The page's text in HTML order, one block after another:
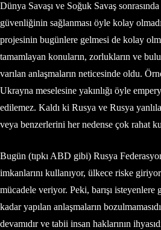
Dünya Savaşı ve Soğuk Savaş
güvenliğinin sağlanması öyle kolay
projesinin bugünlere gelmesi de kolay
tamamlayan konuların, zorlukların ve
varılan anlaşmaların neticesinde oldu.
Ukrayna meselesine yakınlığı öyle
edilemez. Kaldı ki Rusya ve Rusya
veya benzerlerini her nedense çok rahat
Bugün (tıpkı ABD gibi) Rusya
imkanlarını kullanıyor, ülkece riske
mücadele veriyor. Peki, barışı
kadar yapılan anlaşmaların
devamıdır ve tabii insan haklarının